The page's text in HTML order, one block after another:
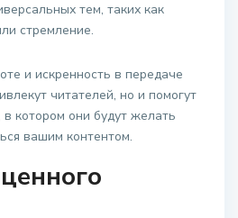
тем, таких как
стремление.
и искренность в передаче
читателей, но и помогут
в котором они будут желать
вашим контентом.